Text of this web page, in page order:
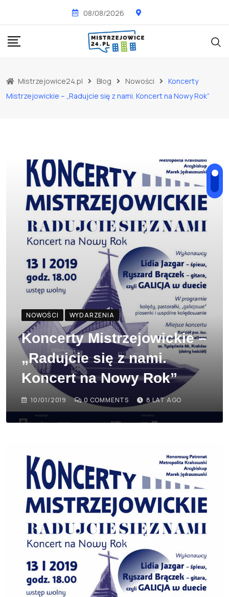
content
08/08/2026
Mistrzejowice24.pl Blog Nowości
Koncerty
Mistrzejowickie – „Radujcie się z nami. Koncert na Nowy Rok”
NOWOŚCI WYDARZENIA
Koncerty Mistrzejowickie –
„Radujcie się z nami.
Koncert na Nowy Rok”
10/01/2019 0 COMMENTS 8 LAT AGO